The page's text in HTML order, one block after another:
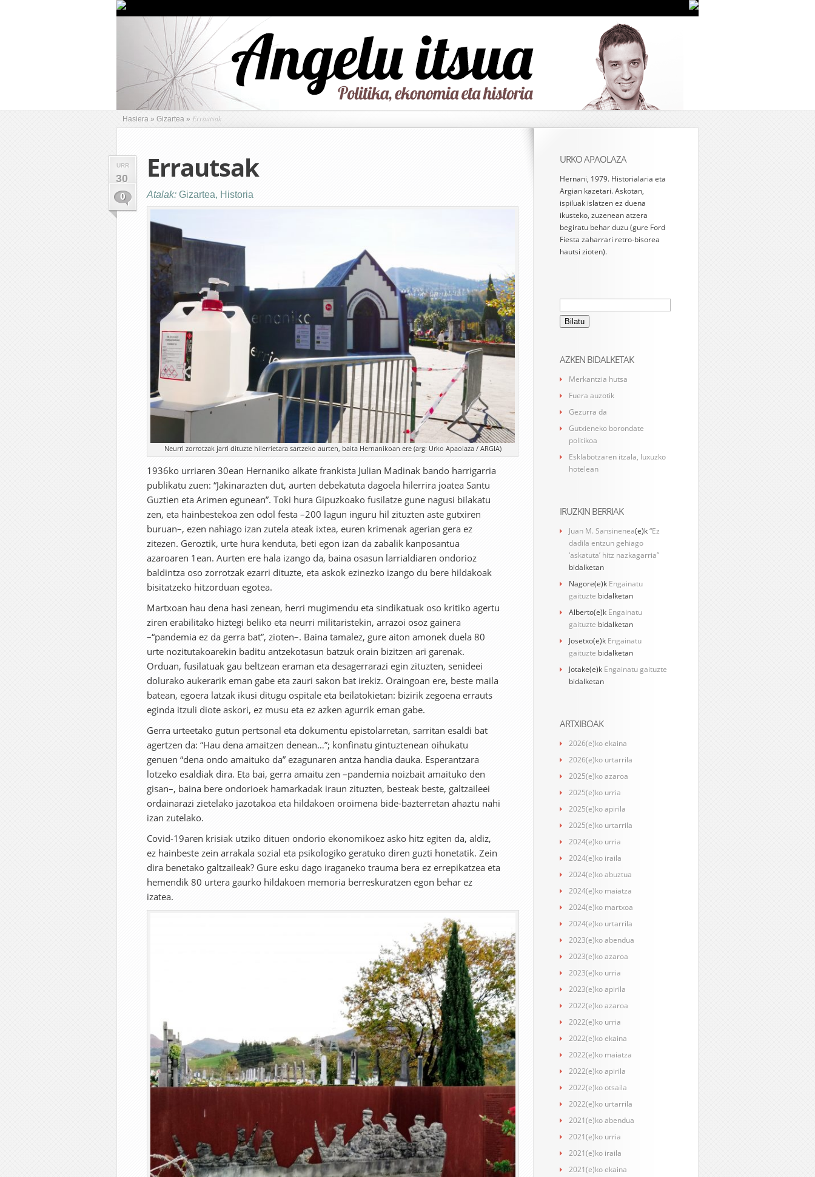
Hasiera » Gizartea » Errautsak
URR
30
0
Errautsak
Atalak: Gizartea, Historia
Neurri zorrotzak jarri dituzte hilerrietara sartzeko aurten, baita Hernanikoan ere (arg: Urko Apaolaza / ARGIA)
1936ko urriaren 30ean Hernaniko alkate frankista Julian Madinak bando harrigarria
publikatu zuen: “Jakinarazten dut, aurten debekatuta dagoela hilerrira joatea Santu
Guztien eta Arimen egunean”. Toki hura Gipuzkoako fusilatze gune nagusi bilakatu
zen, eta hainbestekoa zen odol festa –200 lagun inguru hil zituzten aste gutxiren
buruan–, ezen nahiago izan zutela ateak ixtea, euren krimenak agerian gera ez
zitezen. Geroztik, urte hura kenduta, beti egon izan da zabalik kanposantua
azaroaren 1ean. Aurten ere hala izango da, baina osasun larrialdiaren ondorioz
baldintza oso zorrotzak ezarri dituzte, eta askok ezinezko izango du bere hildakoak
bisitatzeko hitzorduan egotea.
Martxoan hau dena hasi zenean, herri mugimendu eta sindikatuak oso kritiko agertu
ziren erabilitako hiztegi beliko eta neurri militaristekin, arrazoi osoz gainera
–“pandemia ez da gerra bat”, zioten–. Baina tamalez, gure aiton amonek duela 80
urte nozitutakoarekin baditu antzekotasun batzuk orain bizitzen ari garenak.
Orduan, fusilatuak gau beltzean eraman eta desagerrarazi egin zituzten, senideei
dolurako aukerarik eman gabe eta zauri sakon bat irekiz. Oraingoan ere, beste maila
batean, egoera latzak ikusi ditugu ospitale eta beilatokietan: bizirik zegoena errauts
eginda itzuli diote askori, ez musu eta ez azken agurrik eman gabe.
Gerra urteetako gutun pertsonal eta dokumentu epistolarretan, sarritan esaldi bat
agertzen da: “Hau dena amaitzen denean…”; konfinatu gintuztenean oihukatu
genuen “dena ondo amaituko da” ezagunaren antza handia dauka. Esperantzara
lotzeko esaldiak dira. Eta bai, gerra amaitu zen –pandemia noizbait amaituko den
gisan–, baina bere ondorioek hamarkadak iraun zituzten, besteak beste, galtzaileei
ordainarazi zietelako jazotakoa eta hildakoen oroimena bide-bazterretan ahaztu nahi
izan zutelako.
Covid-19aren krisiak utziko dituen ondorio ekonomikoez asko hitz egiten da, aldiz,
ez hainbeste zein arrakala sozial eta psikologiko geratuko diren guzti honetatik. Zein
dira benetako galtzaileak? Gure esku dago iraganeko trauma bera ez errepikatzea eta
hemendik 80 urtera gaurko hildakoen memoria berreskuratzen egon behar ez
izatea.
URKO APAOLAZA
Hernani, 1979. Historialaria eta
Argian kazetari. Askotan,
ispiluak islatzen ez duena
ikusteko, zuzenean atzera
begiratu behar duzu (gure Ford
Fiesta zaharrari retro-bisorea
hautsi zioten).
Bilatu:
AZKEN BIDALKETAK
Merkantzia hutsa
Fuera auzotik
Gezurra da
Gutxieneko borondate
politikoa
Esklabotzaren itzala, luxuzko
hotelean
IRUZKIN BERRIAK
Juan M. Sansinenea(e)k“Ez
dadila entzun gehiago
‘askatuta’ hitz nazkagarria”
bidalketan
Nagore(e)k Engainatu
gaituzte bidalketan
Alberto(e)k Engainatu
gaituzte bidalketan
Josetxo(e)k Engainatu
gaituzte bidalketan
Jotake(e)k Engainatu gaituzte
bidalketan
ARTXIBOAK
2026(e)ko ekaina
2026(e)ko urtarrila
2025(e)ko azaroa
2025(e)ko urria
2025(e)ko apirila
2025(e)ko urtarrila
2024(e)ko urria
2024(e)ko iraila
2024(e)ko abuztua
2024(e)ko maiatza
2024(e)ko martxoa
2024(e)ko urtarrila
2023(e)ko abendua
2023(e)ko azaroa
2023(e)ko urria
2023(e)ko apirila
2022(e)ko azaroa
2022(e)ko urria
2022(e)ko ekaina
2022(e)ko maiatza
2022(e)ko apirila
2022(e)ko otsaila
2022(e)ko urtarrila
2021(e)ko abendua
2021(e)ko urria
2021(e)ko iraila
2021(e)ko ekaina